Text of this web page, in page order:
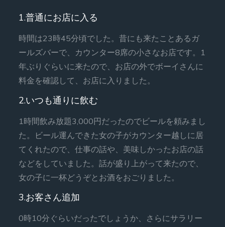
1.普通にお店に入る
時間は23時45分頃でした。昔にも来たことあるガ
ールズバーで、カウンター8席の小さなお店です。1
年ぶりぐらいに来たので、お店の外でボーイさんに
料金を確認して、お店に入りました。
2.いつも通りに飲む
1時間飲み放題3,000円だったのでビールを頼みまし
た。ビール運んできた女の子がカウンター越しに居
てくれたので、仕事の話や、美味しかったお店の話
などをしていました。話が盛り上がって来たので、
女の子に一杯どうぞとお酒をおごりました。
3.お客さん追加
0時10分ぐらいだったでしょうか、さらにサラリー